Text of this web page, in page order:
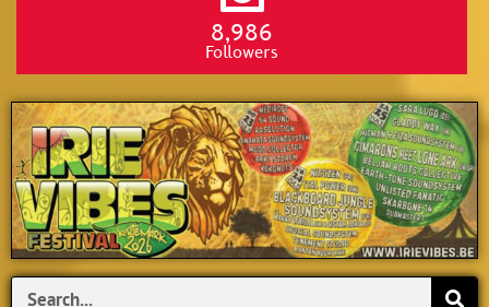
8,986
Followers
Search